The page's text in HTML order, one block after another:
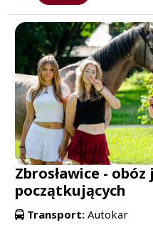
Zbrosławice -
początkujących
Transport: Autokar